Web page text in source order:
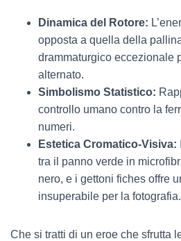
Dinamica del Rotore:
opposta a quella della
drammaturgico eccezionale
alternato.
Simbolismo Statistico:
controllo umano contro la
numeri.
Estetica Cromatico-Visiva:
tra il panno verde in
nero, e i gettoni fiches offre
insuperabile per la fotografia.
Che si tratti di un eroe che sfrutta